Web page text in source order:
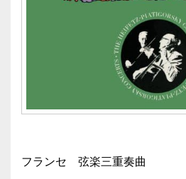
フランセ 弦楽三重奏曲